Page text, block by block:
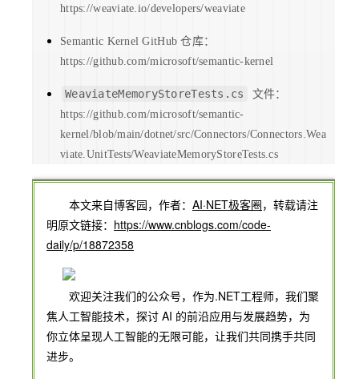
https://weaviate.io/developers/weaviate
Semantic Kernel GitHub 仓库：
https://github.com/microsoft/semantic-kernel
WeaviateMemoryStoreTests.cs
文件：
https://github.com/microsoft/semantic-
kernel/blob/main/dotnet/src/Connectors/Connectors.Wea
viate.UnitTests/WeaviateMemoryStoreTests.cs
本文来自博客园，作者： AI·NET极客圈，转载请注
明原文链接： https://www.cnblogs.com/code-
daily/p/18872358
欢迎关注我们的公众号，作为.NET工程师，我们聚
焦人工智能技术，探讨 AI 的前沿应用与发展趋势，为
你立体呈现人工智能的无限可能，让我们共同携手共同
进步。